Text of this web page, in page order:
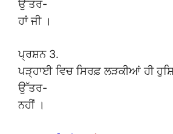
ਉੱਤਰ-
ਹਾਂ ਜੀ ।
ਪ੍ਰਸ਼ਨ 3.
ਪੜ੍ਹਾਈ ਵਿਚ ਸਿਰਫ਼ ਲੜਕੀਆਂ ਹੀ
ਉੱਤਰ-
ਨਹੀਂ ।